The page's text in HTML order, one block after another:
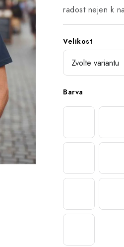
radost nejen k
Velikost
Barva